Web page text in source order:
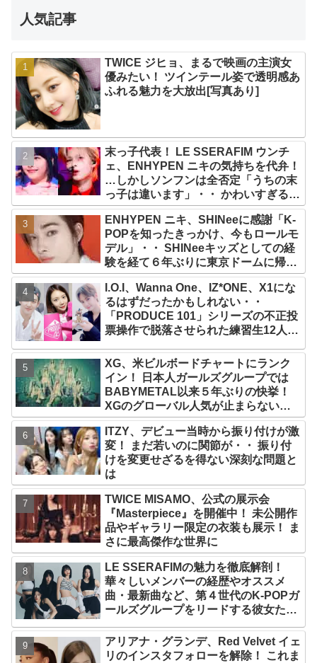
人気記事
TWICE ジヒョ、まるで映画の主演女
優みたい！ ツインテール姿で透明感あ
ふれる魅力を大放出[写真あり]
末っ子代表！ LE SSERAFIM ウンチ
ェ、ENHYPEN ニキの気持ちを代弁！
…しかしソンフンは全否定「うちの末
っ子は違います」・・ かわいすぎる２
人の会話に爆笑
ENHYPEN ニキ、SHINeeに感謝「K-
POPを知ったきっかけ、今もロールモ
デル」・・ SHINeeキッズとしての経
験を経て６年ぶりに東京ドームに帰還
した感想は？
I.O.I、Wanna One、IZ*ONE、X1にな
るはずだったかもしれない・・
「PRODUCE 101」シリーズの不正投
票操作で脱落させられた練習生12人の
XG、米ビルボードチャートにランク
イン！ 日本人ガールズグループでは
BABYMETAL以来５年ぶりの快挙！
XGのグローバル人気が止まらない…
「コーチェラ2025」にも日本人唯一の
出演
ITZY、デビュー当時から振り付けが激
変！ まだ若いのに関節が・・ 振り付
けを変更せざるを得ない深刻な問題と
は
TWICE MISAMO、公式の展示会
『Masterpiece』を開催中！ 未公開作
品やギャラリー限定の衣装も展示！ ま
さに最高傑作な世界に
LE SSERAFIMの魅力を徹底解剖！
華々しいメンバーの経歴やオススメ
曲・最新曲など、第４世代のK-POPガ
ールズグループをリードする彼女たち
アリアナ・グランデ、Red Velvet イェ
リのインスタフォローを解除！ これま